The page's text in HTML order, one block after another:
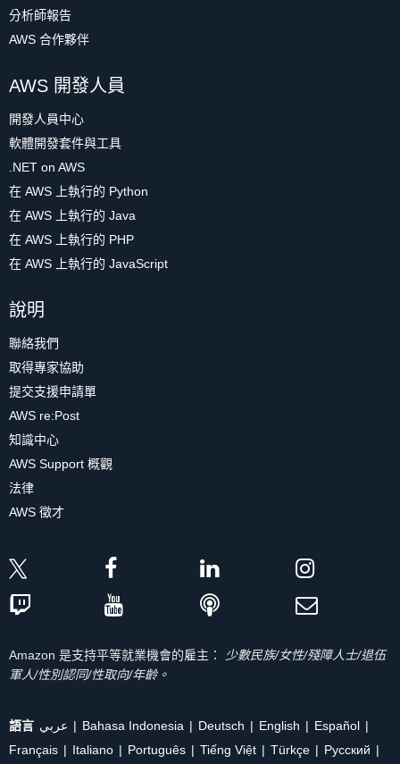
分析師報告
AWS 合作夥伴
AWS 開發人員
開發人員中心
軟體開發套件與工具
.NET on AWS
在 AWS 上執行的 Python
在 AWS 上執行的 Java
在 AWS 上執行的 PHP
在 AWS 上執行的 JavaScript
說明
聯絡我們
取得專家協助
提交支援申請單
AWS re:Post
知識中心
AWS Support 概觀
法律
AWS 徵才
Amazon 是支持平等就業機會的雇主：
少數民族/女性/殘障人士/退伍
軍人/性別認同/性取向/年齡。
語言 عربي Bahasa Indonesia Deutsch English
Español
Français
Italiano Português Tiếng Việt Türkçe Ρусский